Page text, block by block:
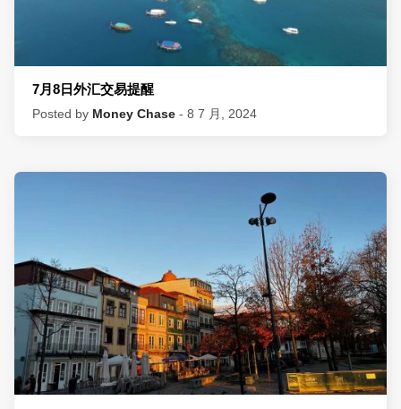
7月8日外汇交易提醒
Posted by Money Chase - 8 7 月, 2024